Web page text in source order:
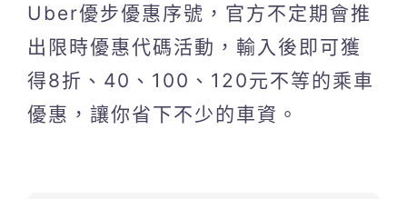
Uber優步優惠序號，官方不定期會推
出限時優惠代碼活動，輸入後即可獲
得8折、40、100、120元不等的乘車
優惠，讓你省下不少的車資。